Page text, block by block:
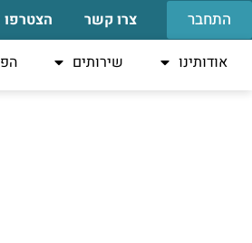
התחבר צרו קשר הצטרפו
אודותינו שירותים